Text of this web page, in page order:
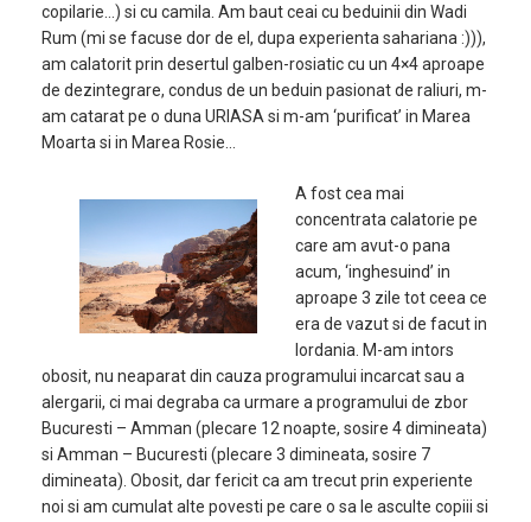
copilarie…) si cu camila. Am baut ceai cu beduinii din Wadi
Rum (mi se facuse dor de el, dupa experienta sahariana :))),
am calatorit prin desertul galben-rosiatic cu un 4×4 aproape
de dezintegrare, condus de un beduin pasionat de raliuri, m-
am catarat pe o duna URIASA si m-am ‘purificat’ in Marea
Moarta si in Marea Rosie…
A fost cea mai
concentrata calatorie pe
care am avut-o pana
acum, ‘inghesuind’ in
aproape 3 zile tot ceea ce
era de vazut si de facut in
Iordania. M-am intors
obosit, nu neaparat din cauza programului incarcat sau a
alergarii, ci mai degraba ca urmare a programului de zbor
Bucuresti – Amman (plecare 12 noapte, sosire 4 dimineata)
si Amman – Bucuresti (plecare 3 dimineata, sosire 7
dimineata). Obosit, dar fericit ca am trecut prin experiente
noi si am cumulat alte povesti pe care o sa le asculte copiii si